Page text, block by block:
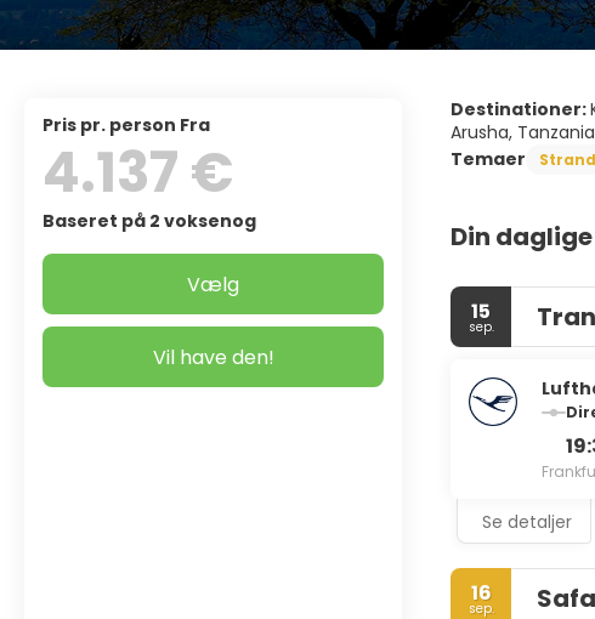
Destinationer:
Arusha,
Temaer
Strand
Din daglige
15
sep.
Se detaljer
16
sep.
pris pr. person Fra
4.137 €
Baseret på 2 voksenog
Vælg
Vil have den!